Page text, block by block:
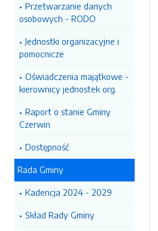
Przetwarzanie danych
osobowych - RODO
Jednostki organizacyjne i
pomocnicze
Oświadczenia majątkowe -
kierownicy jednostek org.
Raport o stanie Gminy
Czerwin
Dostępność
Rada Gminy
Kadencja 2024 - 2029
Skład Rady Gminy